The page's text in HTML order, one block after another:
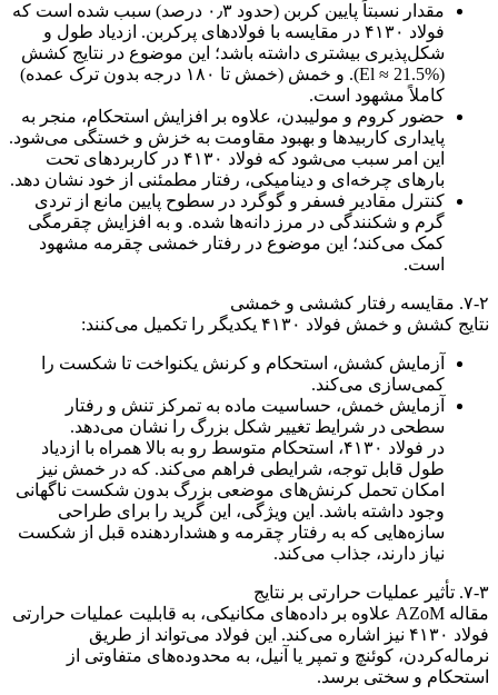
مقدار نسبتاً پایین کربن (حدود ۰٫۳ درصد) سبب شده است که
فولاد ۴۱۳۰ در مقایسه با فولادهای پرکربن. ازدیاد طول و
شکل‌پذیری بیشتری داشته باشد؛ این موضوع در نتایج کشش
(El ≈ 21.5%). و خمش (خمش تا ۱۸۰ درجه بدون ترک عمده)
کاملاً مشهود است.
حضور کروم و مولیبدن، علاوه بر افزایش استحکام، منجر به
پایداری کاربیدها و بهبود مقاومت به خزش و خستگی می‌شود.
این امر سبب می‌شود که فولاد ۴۱۳۰ در کاربردهای تحت
بارهای چرخه‌ای و دینامیکی، رفتار مطمئنی از خود نشان دهد.
کنترل مقادیر فسفر و گوگرد در سطوح پایین مانع از تردی
گرم و شکنندگی در مرز دانه‌ها شده. و به افزایش چقرمگی
کمک می‌کند؛ این موضوع در رفتار خمشی چقرمه مشهود
است.
۷-۲. مقایسه رفتار کششی و خمشی
نتایج کشش و خمش فولاد ۴۱۳۰ یکدیگر را تکمیل می‌کنند:
آزمایش کشش، استحکام و کرنش یکنواخت تا شکست را
کمی‌سازی می‌کند.
آزمایش خمش، حساسیت ماده به تمرکز تنش و رفتار
سطحی در شرایط تغییر شکل بزرگ را نشان می‌دهد.
در فولاد ۴۱۳۰، استحکام متوسط رو به بالا همراه با ازدیاد
طول قابل توجه، شرایطی فراهم می‌کند. که در خمش نیز
امکان تحمل کرنش‌های موضعی بزرگ بدون شکست ناگهانی
وجود داشته باشد. این ویژگی، این گرید را برای طراحی
سازه‌هایی که به رفتار چقرمه و هشداردهنده قبل از شکست
نیاز دارند، جذاب می‌کند.
۷-۳. تأثیر عملیات حرارتی بر نتایج
مقاله AZoM علاوه بر داده‌های مکانیکی، به قابلیت عملیات حرارتی
فولاد ۴۱۳۰ نیز اشاره می‌کند. این فولاد می‌تواند از طریق
نرماله‌کردن، کوئنچ و تمپر یا آنیل، به محدوده‌های متفاوتی از
استحکام و سختی برسد.